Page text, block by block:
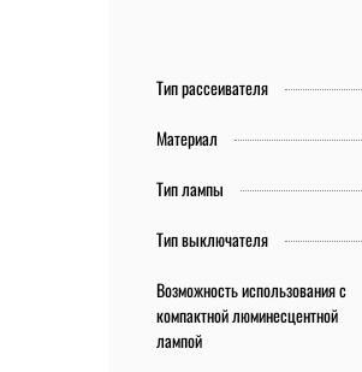
Тип рассеивателя
Материал
Тип лампы
Тип выключателя
Возможность использования с
компактной люминесцентной
лампой